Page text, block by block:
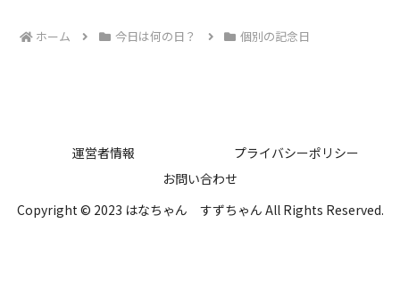
ホーム 今日は何の日？ 個別の記念日
運営者情報
プライバシーポリシー
お問い合わせ
Copyright © 2023 はなちゃん すずちゃん All Rights Reserved.